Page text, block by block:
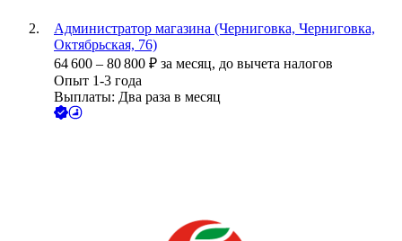
Администратор магазина (Черниговка, Черниговка,
Октябрьская, 76)
64 600 – 80 800 ₽ за месяц, до вычета налогов
Опыт 1-3 года
Выплаты: Два раза в месяц